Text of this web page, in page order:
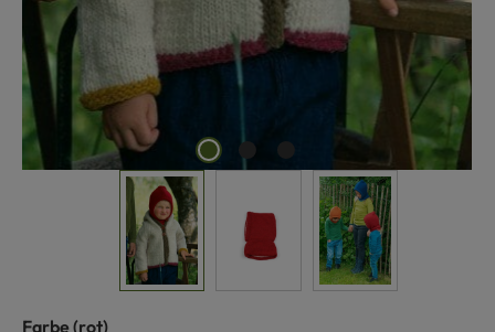
Farbe auswählen
(rot)